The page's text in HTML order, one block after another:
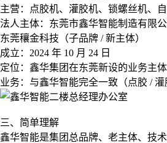
主营：点胶机、灌胶机、锁螺丝机、
法人主体：东莞市鑫华智能制造有限公
东莞穰金科技（子品牌 / 新主体）
成立：2024 年 10 月 24 日
定位：鑫华集团在东莞新设的业务主
业务：与鑫华智能完全一致（点胶 /
三、简单理解
鑫华智能是集团总品牌、老主体、技术